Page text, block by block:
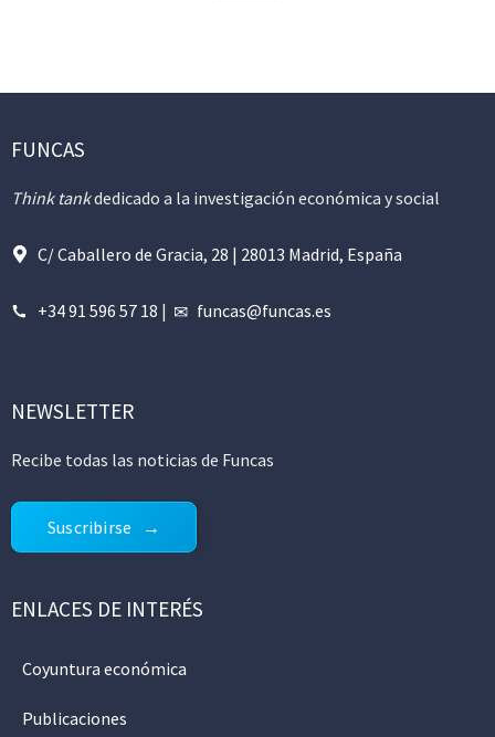
FUNCAS
Think tankdedicado a la investigación económica y social
C/ Caballero de Gracia, 28 | 28013 Madrid, España
+34 91 596 57 18 | funcas@funcas.es
NEWSLETTER
Recibe todas las noticias de Funcas
Suscribirse
ENLACES DE INTERÉS
Coyuntura económica
Publicaciones